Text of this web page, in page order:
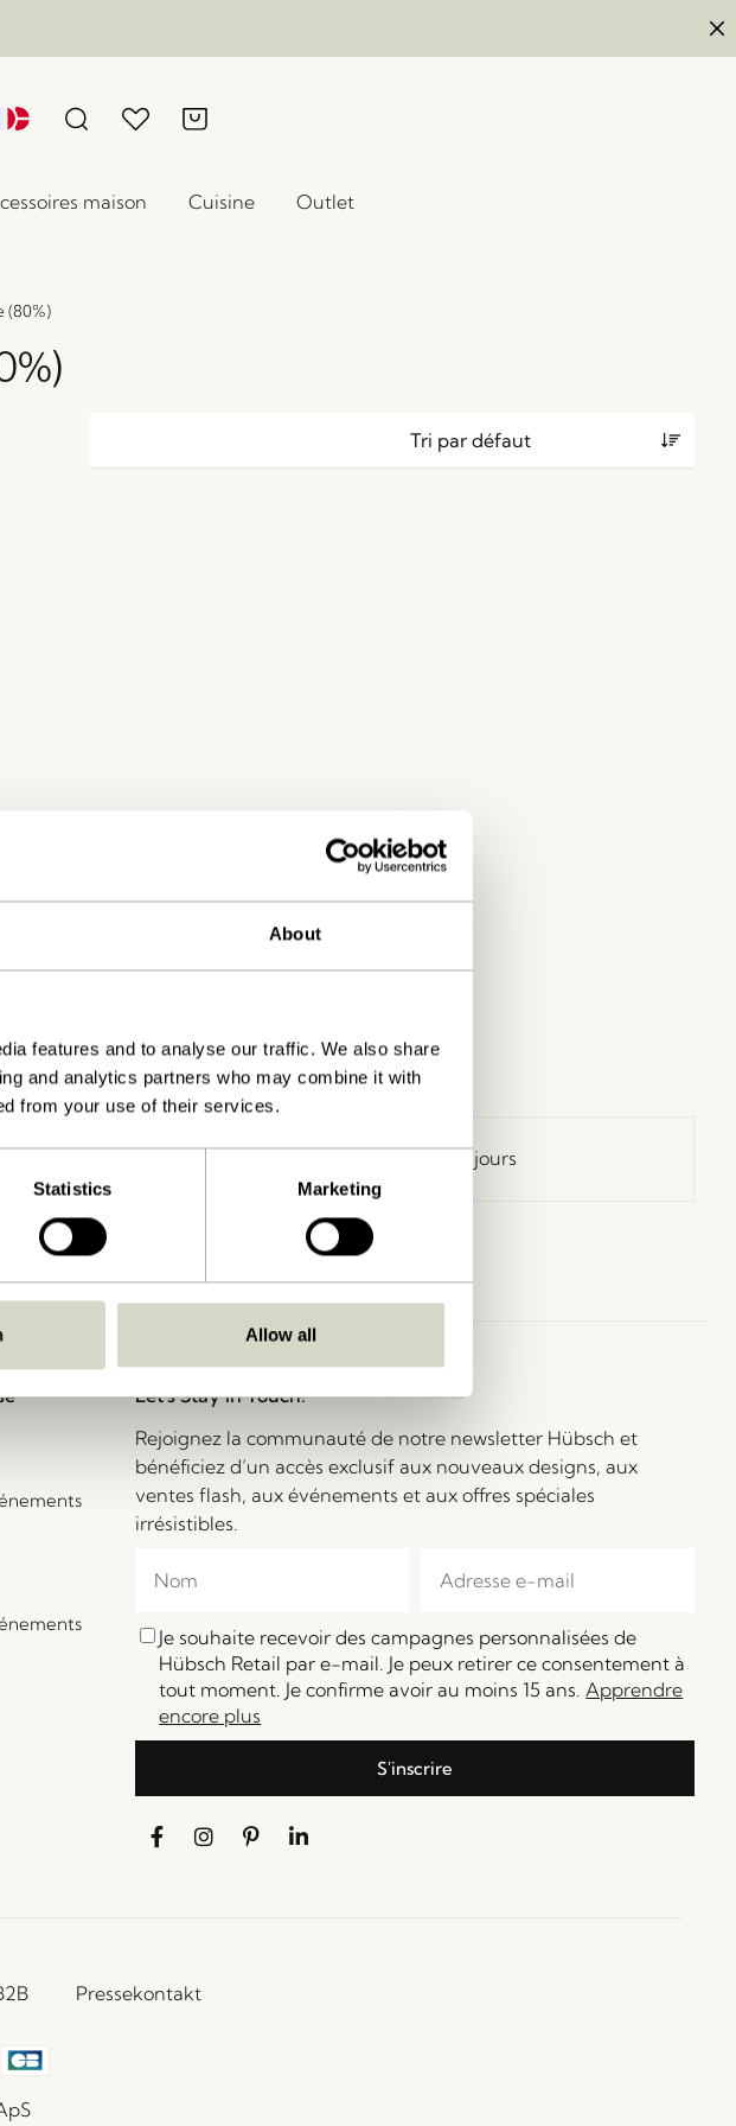
About
features and to analyse our traffic. We also share
and analytics partners who may combine it with
from your use of their services.
Statistics Marketing
Allow all
maison Cuisine Outlet
(80%)
Retour 30 jours
Let's Stay in Touch!
Rejoignez la communauté de notre newsletter Hübsch et
bénéficiez d’un accès exclusif aux nouveaux designs, aux
ventes flash, aux événements et aux offres spéciales
irrésistibles.
Je souhaite recevoir des campagnes personnalisées de
Hübsch Retail par e-mail. Je peux retirer ce consentement à
tout moment. Je confirme avoir au moins 15 ans. Apprendre
encore plus
S'inscrire
Pressekontakt